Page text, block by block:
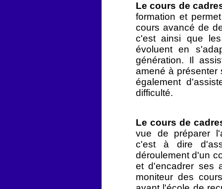
Le cours de
formation et
cours avancé de
c'est ainsi que
évoluent en
génération. Il
amené à présenter
également
difficulté.
Le cours de
vue de préparer
c'est à dire
déroulement d'un
et d'encadrer ses
moniteur des